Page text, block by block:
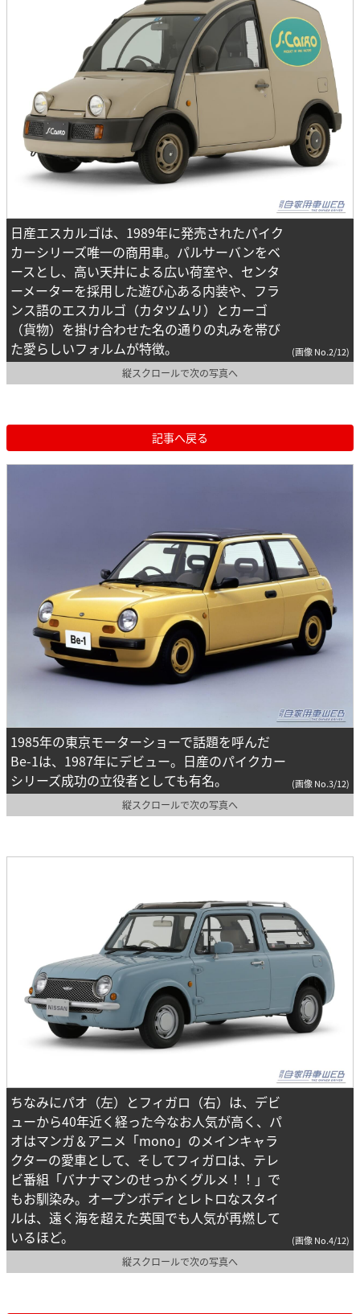
日産エスカルゴは、1989年に発売されたパイク
カーシリーズ唯一の商用車。パルサーバンをベ
ースとし、高い天井による広い荷室や、センタ
ーメーターを採用した遊び心ある内装や、フラ
ンス語のエスカルゴ（カタツムリ）とカーゴ
（貨物）を掛け合わせた名の通りの丸みを帯び
た愛らしいフォルムが特徴。
(画像 No.2/12)
縦スクロールで次の写真へ
記事へ戻る
1985年の東京モーターショーで話題を呼んだ
Be-1は、1987年にデビュー。日産のパイクカー
シリーズ成功の立役者としても有名。
(画像 No.3/12)
縦スクロールで次の写真へ
ちなみにパオ（左）とフィガロ（右）は、デビ
ューから40年近く経った今なお人気が高く、パ
オはマンガ＆アニメ「mono」のメインキャラ
クターの愛車として、そしてフィガロは、テレ
ビ番組「バナナマンのせっかくグルメ！！」で
もお馴染み。オープンボディとレトロなスタイ
ルは、遠く海を超えた英国でも人気が再燃して
いるほど。
(画像 No.4/12)
縦スクロールで次の写真へ